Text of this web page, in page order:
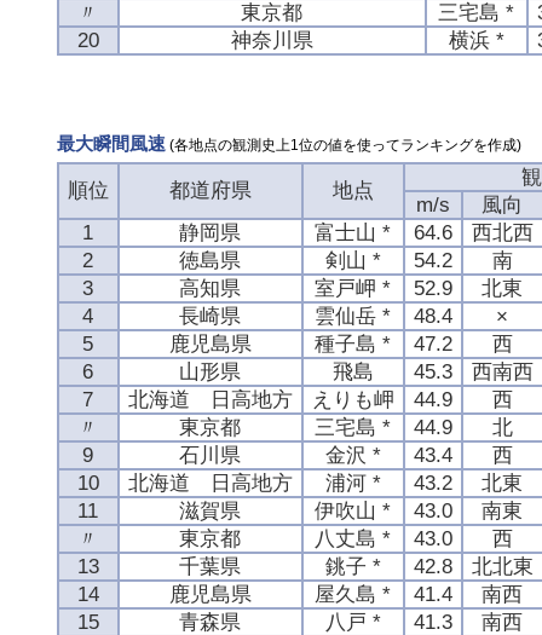
〃
東京都 三宅島 *
20
神奈川県 横浜 *
最大瞬間風速(各地点の観測史上1位の値を使ってランキングを作成)
順位 都道府県 地点
m/s
風向
1
静岡県 富士山 * 64.6
西北西
2
徳島県 剣山 * 54.2
南
3
高知県 室戸岬 * 52.9
北東
4
長崎県 雲仙岳 * 48.4
×
5
鹿児島県 種子島 * 47.2
西
6
山形県 飛島 45.3
西南西
7
北海道 日高地方 えりも岬 44.9
西
〃
東京都 三宅島 * 44.9
北
9
石川県 金沢 * 43.4
西
10
北海道 日高地方 浦河 * 43.2
北東
11
滋賀県 伊吹山 * 43.0
南東
〃
東京都 八丈島 * 43.0
西
13
千葉県 銚子 * 42.8
北北東
14
鹿児島県 屋久島 * 41.4
南西
15
青森県 八戸 * 41.3
南西